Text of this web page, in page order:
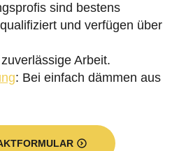
sind bestens
und verfügen über
Arbeit.
: Bei einfach dämmen aus